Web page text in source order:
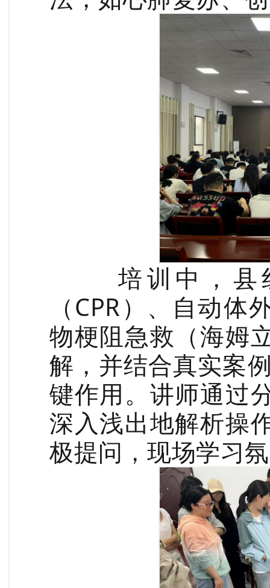
培训中，县红
（CPR）、自动
物梗阻急救（海姆
解，并结合真实案
键作用。讲师通过
深入浅出地解析操
极提问，现场学习